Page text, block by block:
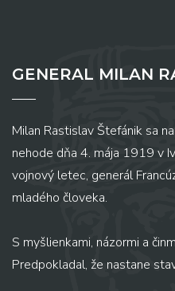
GENERAL MILAN
Milan Rastislav Štefánik sa
nehode dňa 4. mája 1919 v
vojnový letec, generál
mladého človeka.
S myšlienkami, názormi a
Predpokladal, že nastane